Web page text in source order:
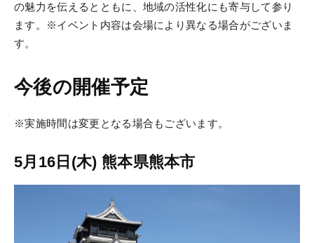
の魅力を伝えるとともに、地域の活性化にも寄与して参り
ます。※イベント内容は会場により異なる場合がございま
す。
今後の開催予定
※実施時間は変更となる場合もございます。
5月16日(木) 熊本県熊本市